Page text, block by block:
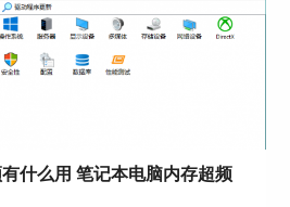
什么用 笔记本电脑内存超频